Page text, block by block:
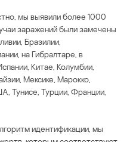
мы выявили более 1000
заражений были замечены
Бразилии,
на Гибралтаре, в
Китае, Колумбии,
Мексике, Марокко,
Тунисе, Турции, Франции,
идентификации, мы